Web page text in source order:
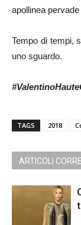
apollinea
Tempo di tempi,
uno sguardo.
TAGS 2018
ARTICOLI